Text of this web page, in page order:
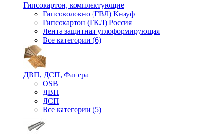
Гипсокартон, комплектующие
Гипсоволокно (ГВЛ) Кнауф
Гипсокартон (ГКЛ) Россия
Лента защитная углоформирующая
Все категории (6)
ДВП, ДСП, Фанера
OSB
ДВП
ДСП
Все категории (5)